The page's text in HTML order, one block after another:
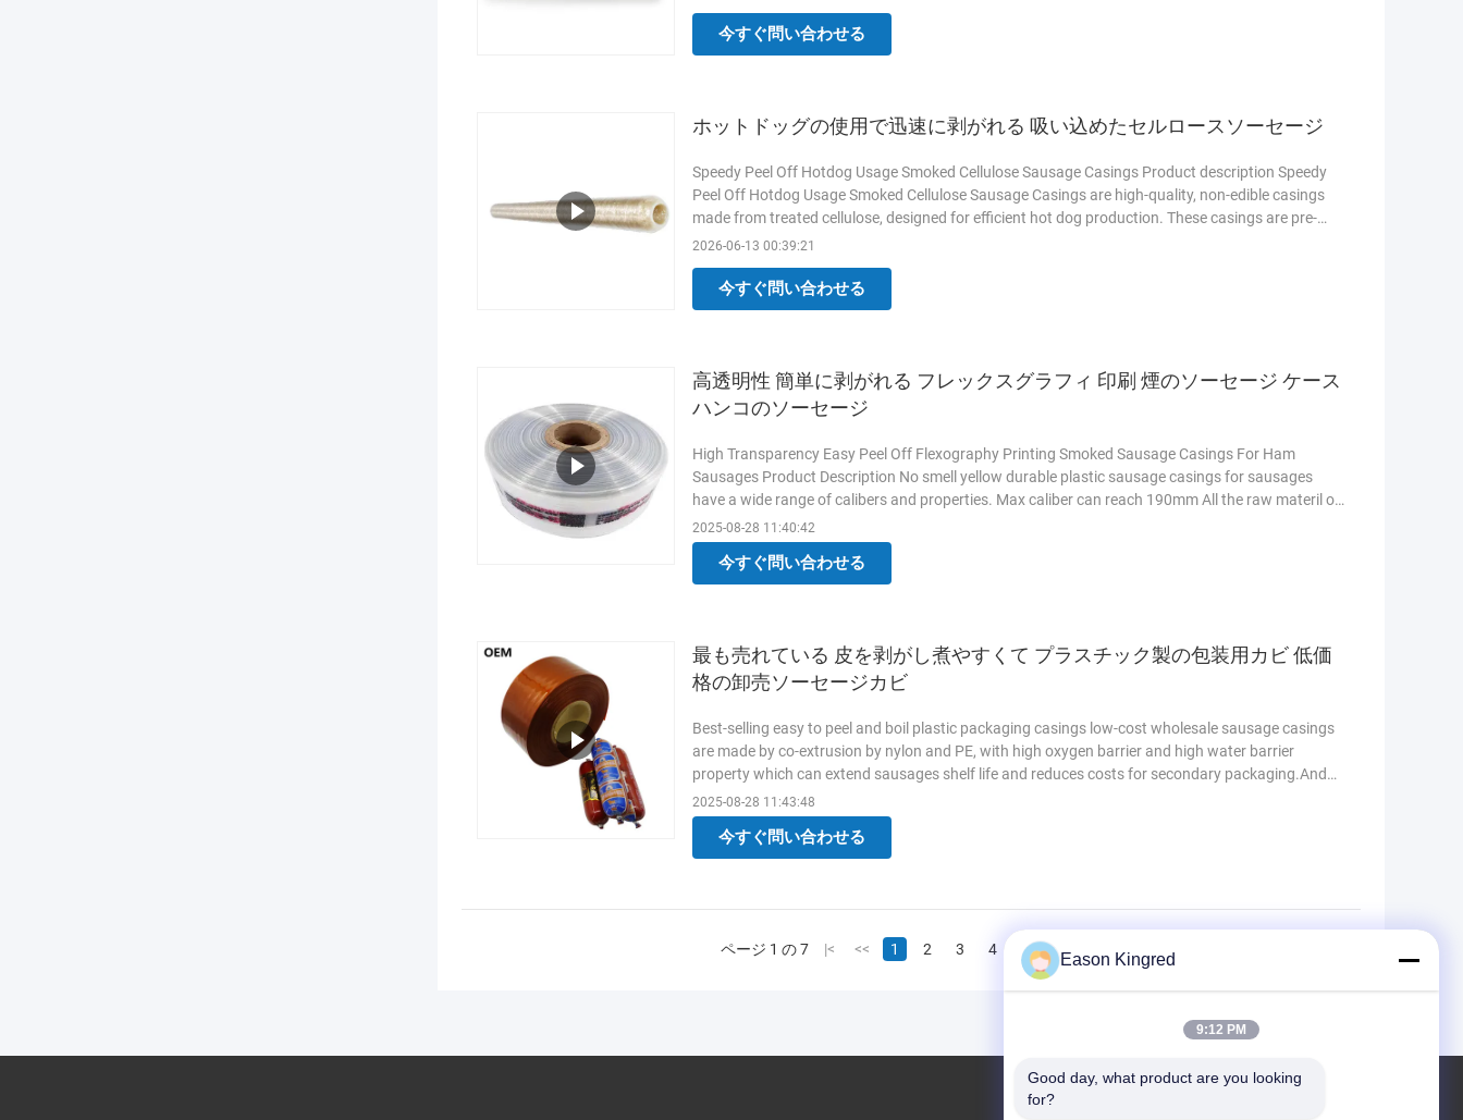
Sausages Caliber 15mm,16mm,17mm
今すぐ問い合わせる
ホットドッグの使用で迅速に剥がれる 吸い込めたセルロースソーセージ
Speedy Peel Off Hotdog Usage Smoked Cellulose Sausage Casings Product description Speedy
Peel Off Hotdog Usage Smoked Cellulose Sausage Casings are high-quality, non-edible casings
made from treated cellulose, designed for efficient hot dog production. These casings are pre-
smoked, providing a natural smoked flavor and appearance to the sausage. They offer excellent
ensure uniform もっと読む
2026-06-13 00:39:21
今すぐ問い合わせる
高透明性 簡単に剥がれる フレックスグラフィ 印刷 煙のソーセージ ケース
ハンコのソーセージ
High Transparency Easy Peel Off Flexography Printing Smoked Sausage Casings For Ham
Sausages Product Description No smell yellow durable plastic sausage casings for sausages
have a wide range of calibers and properties. Max caliber can reach 190mm All the raw materil of
no smell yellow durable plastic sausage casings for sausages are food grade. And the size of the
casing can produced as customers' request. Product Details 1 Temper: Soft 2 Treatment: Co-
extrusion 3 Type: Roll もっと読む
2025-08-28 11:40:42
今すぐ問い合わせる
最も売れている 皮を剥がし煮やすくて プラスチック製の包装用カビ 低価
格の卸売ソーセージカビ
Best-selling easy to peel and boil plastic packaging casings low-cost wholesale sausage casings
are made by co-extrusion by nylon and PE, with high oxygen barrier and high water barrier
property which can extend sausages shelf life and reduces costs for secondary packaging.And
best-selling easy to peel and boil plastic packaging casings low-cost wholesale sausage casings
have shrink characteristics that will give a skin like appearance after cooking.The sausage
casings can be もっと読む
2025-08-28 11:43:48
今すぐ問い合わせる
ページ 1 の 7 |< << 1 2 3 4 5 >>
Eason Kingred
9:12 PM
Good day, what product are you looking
for?